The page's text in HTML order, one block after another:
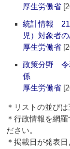
厚生労働省
統計情報 21
児）対象者
厚生労働省
政策分野 令
係
厚生労働省
＊リストの並びは
＊行政情報を網
ださい。
＊掲載日が発表